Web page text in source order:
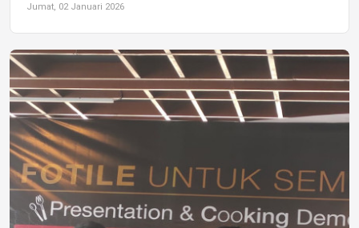
Jumat, 02 Januari 2026